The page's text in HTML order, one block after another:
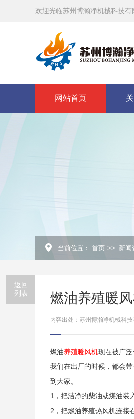
欢迎光临苏州博瀚净机械科技有
网站首页
当前位置： 首页 >> 新闻
返回
列表
燃油养殖暖
内容出处：苏州博瀚净机械科技
燃油养殖暖风机现在被广
我们在出厂的时候，都会
到大家。
1，把洁净的柴油或煤油装
2，把燃油养殖热风机连接